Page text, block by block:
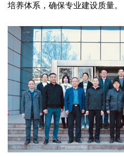
培养体系，确保专业建设质量。